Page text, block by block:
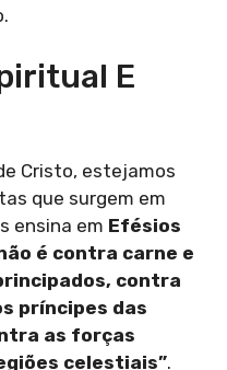
E
Cristo, estejamos
que surgem em
ensina em Efésios
é contra carne e
contra
príncipes das
as forças
celestiais”.